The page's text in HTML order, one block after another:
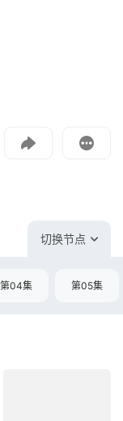
给我们
投到电视上播放
切换节点
第04集 第05集